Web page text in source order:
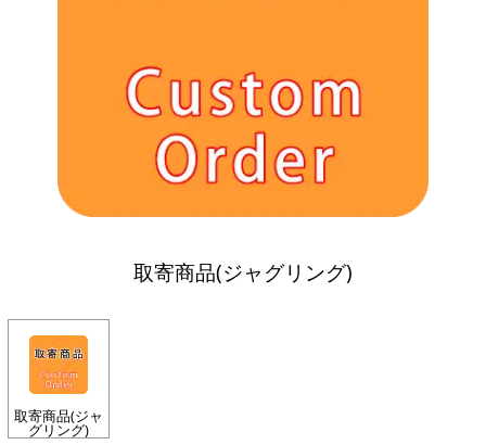
取寄商品(ジャグリング)
取寄商品(ジャ
グリング)